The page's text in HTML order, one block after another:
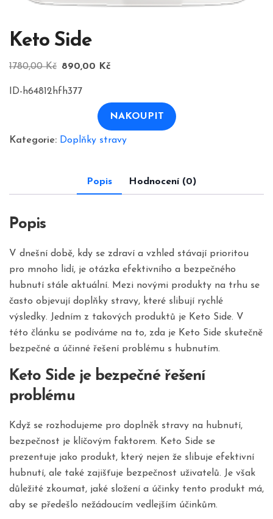
Keto Side
1780,00Kč Původní
byla:
1780,00 Kč.
890,00 Kč
890,00 Kč.
ID-h64812hfh377
NAKOUPIT
Kategorie: Doplňky stravy
Popis Hodnocení (0)
Popis
V dnešní době, kdy se zdraví a vzhled stávají prioritou
pro mnoho lidí, je otázka efektivního a bezpečného
hubnutí stále aktuální. Mezi novými produkty na trhu se
často objevují doplňky stravy, které slibují rychlé
výsledky. Jedním z takových produktů je Keto Side. V
této článku se podíváme na to, zda je Keto Side skutečně
bezpečné a účinné řešení problému s hubnutím.
Keto Side je bezpečné řešení
problému
Když se rozhodujeme pro doplněk stravy na hubnutí,
bezpečnost je klíčovým faktorem. Keto Side se
prezentuje jako produkt, který nejen že slibuje efektivní
hubnutí, ale také zajišťuje bezpečnost uživatelů. Je však
důležité zkoumat, jaké složení a účinky tento produkt má,
aby se předešlo nežádoucím vedlejším účinkům.